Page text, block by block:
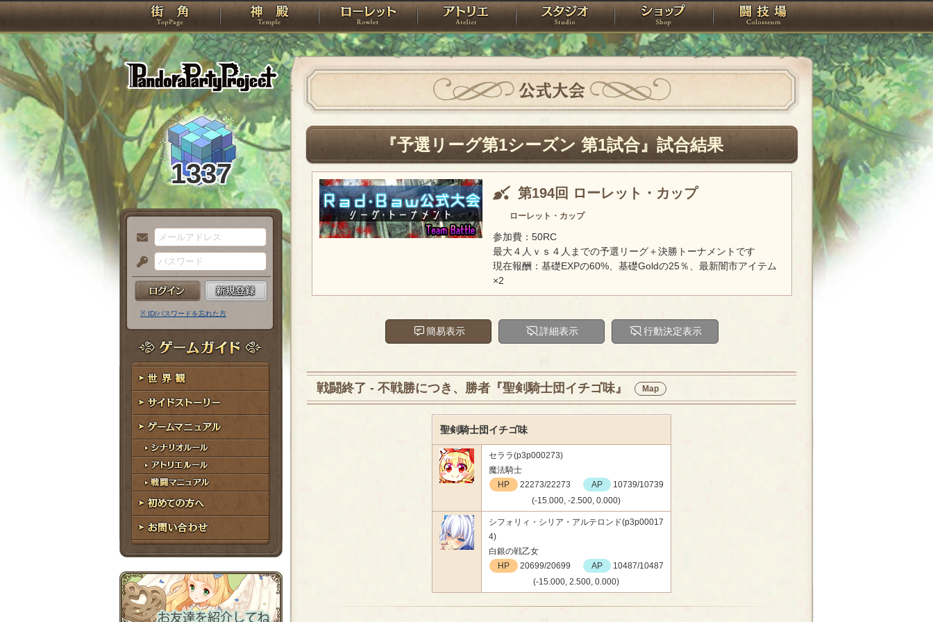
PandoraPartyProject
TOP 神殿 ローレット アトリエ スタジオ ショップ 闘技場
1337
メ
ー
ル
ア
ド
レ
ス
パ
ス
ー
ド
※ ID/パスワードを忘れた方
ゲームガイド
世界観
サイドストーリー
ゲームマニュアル
シナリオルール
アトリエルール
戦闘マニュアル
初めての方へ
お問い合わせ
公式大会
『予選リーグ第1シーズン 第1試合』試合結果
第194回 ローレット・カップ
ローレット・カップ
参加費：50RC
最大４人ｖｓ４人までの予選リーグ＋決勝トーナメントです
現在報酬：基礎EXPの60%、基礎Goldの25％、最新闇市アイテム
×2
簡易表示 詳細表示 行動決定表示
戦闘終了 - 不戦勝につき、勝者『聖剣騎士団イチゴ味』 Map
聖剣騎士団イチゴ味
セララ(p3p000273)
魔法騎士
HP
22273/22273 AP
10739/10739
(-15.000, -2.500, 0.000)
シフォリィ・シリア・アルテロンド(p3p00017
4)
白銀の戦乙女
HP
20699/20699 AP
10487/10487
(-15.000, 2.500, 0.000)